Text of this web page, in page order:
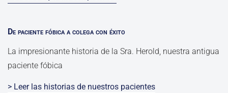
De paciente fóbica a colega con éxito
La impresionante historia de la Sra. Herold, nuestra antigua
paciente fóbica
> Leer las historias de nuestros pacientes